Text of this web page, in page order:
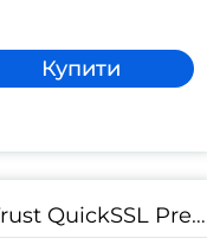
Купити
GeoTrust QuickSSL Premium Wildcard